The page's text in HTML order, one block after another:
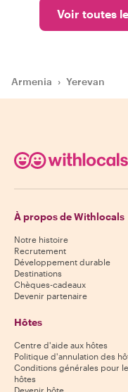
Voir toutes
Armenia › Yerevan
À propos de Withlocals
Notre histoire
Recrutement
Développement durable
Destinations
Chèques-cadeaux
Devenir partenaire
Hôtes
Centre d'aide aux hôtes
Politique d'annulation des
Conditions générales pour
hôtes
Devenir hôte